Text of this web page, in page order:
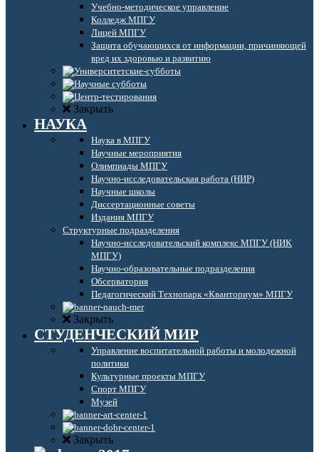
Учебно-методическое управление
Колледж МПГУ
Лицей МПГУ
Защита обучающихся от информации, причиняющей
вред их здоровью и развитию
Закрыть
НАУКА
Наука в МПГУ
Научные мероприятия
Олимпиады МПГУ
Научно-исследовательская работа (НИР)
Научные школы
Диссертационные советы
Издания МПГУ
Структурные подразделения
Научно-исследовательский комплекс МПГУ (НИК
МПГУ)
Научно-образовательные подразделения
Обсерватория
Педагогический Технопарк «Кванториум» МПГУ
Закрыть
СТУДЕНЧЕСКИЙ МИР
Управление воспитательной работы и молодежной
политики
Культурные проекты МПГУ
Спорт МПГУ
Музей
Закрыть